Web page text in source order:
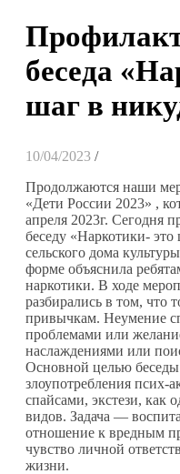
беседа
шаг в
10/04/2023 /
Продолжаются наши мероприятия во время операции
«Дети России 2023» ,
апреля 2023г. Сегодня
беседу «Наркотики-
сельского дома
форме объяснила
наркотики. В ходе
разбирались в том, что
привычкам. Неумение
проблемами или
наслаждениями или
Основной целью беседы
злоупотребления псих-
спайсами, экстези, как
видов. Задача —
отношение к вредным
чувство личной
жизни.